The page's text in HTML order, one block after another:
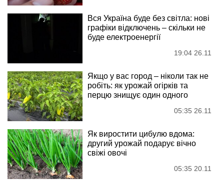
Вся Україна буде без світла: нові
графіки відключень – скільки не
буде електроенергії
19:04 26.11
Якщо у вас город – ніколи так не
робіть: як урожай огірків та
перцю знищує один одного
05:35 26.11
Як виростити цибулю вдома:
другий урожай подарує вічно
свіжі овочі
05:35 20.11